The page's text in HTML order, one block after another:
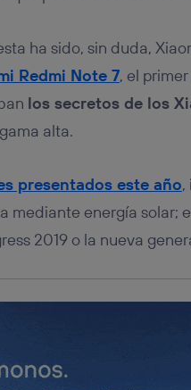
ha sido, sin duda,
Redmi Note 7, el
los secretos de los
alta.
presentados este año,
mediante energía solar;
2019 o la nueva
de los miembros del
móvil.
de privacidad de Utiq
de Utiq.